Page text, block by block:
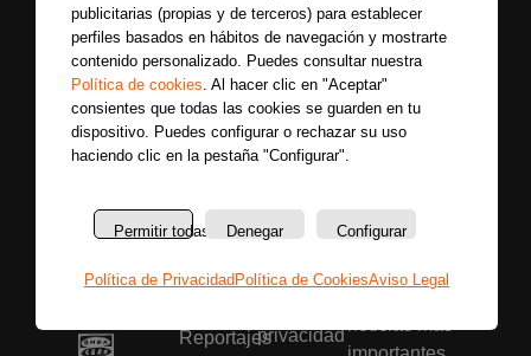
publicitarias (propias y de terceros) para establecer
perfiles basados en hábitos de navegación y mostrarte
contenido personalizado. Puedes consultar nuestra
Política de cookies. Al hacer clic en "Aceptar"
consientes que todas las cookies se guarden en tu
dispositivo. Puedes configurar o rechazar su uso
haciendo clic en la pestaña "Configurar".
Permitir todas Denegar Configurar
Política de Privacidad Política de CookiesAviso Legal
Secciones
noticias
Entrevistas
Reportajes
Sobre
Política
privacidad
Únete a nuestras
redes sociales y